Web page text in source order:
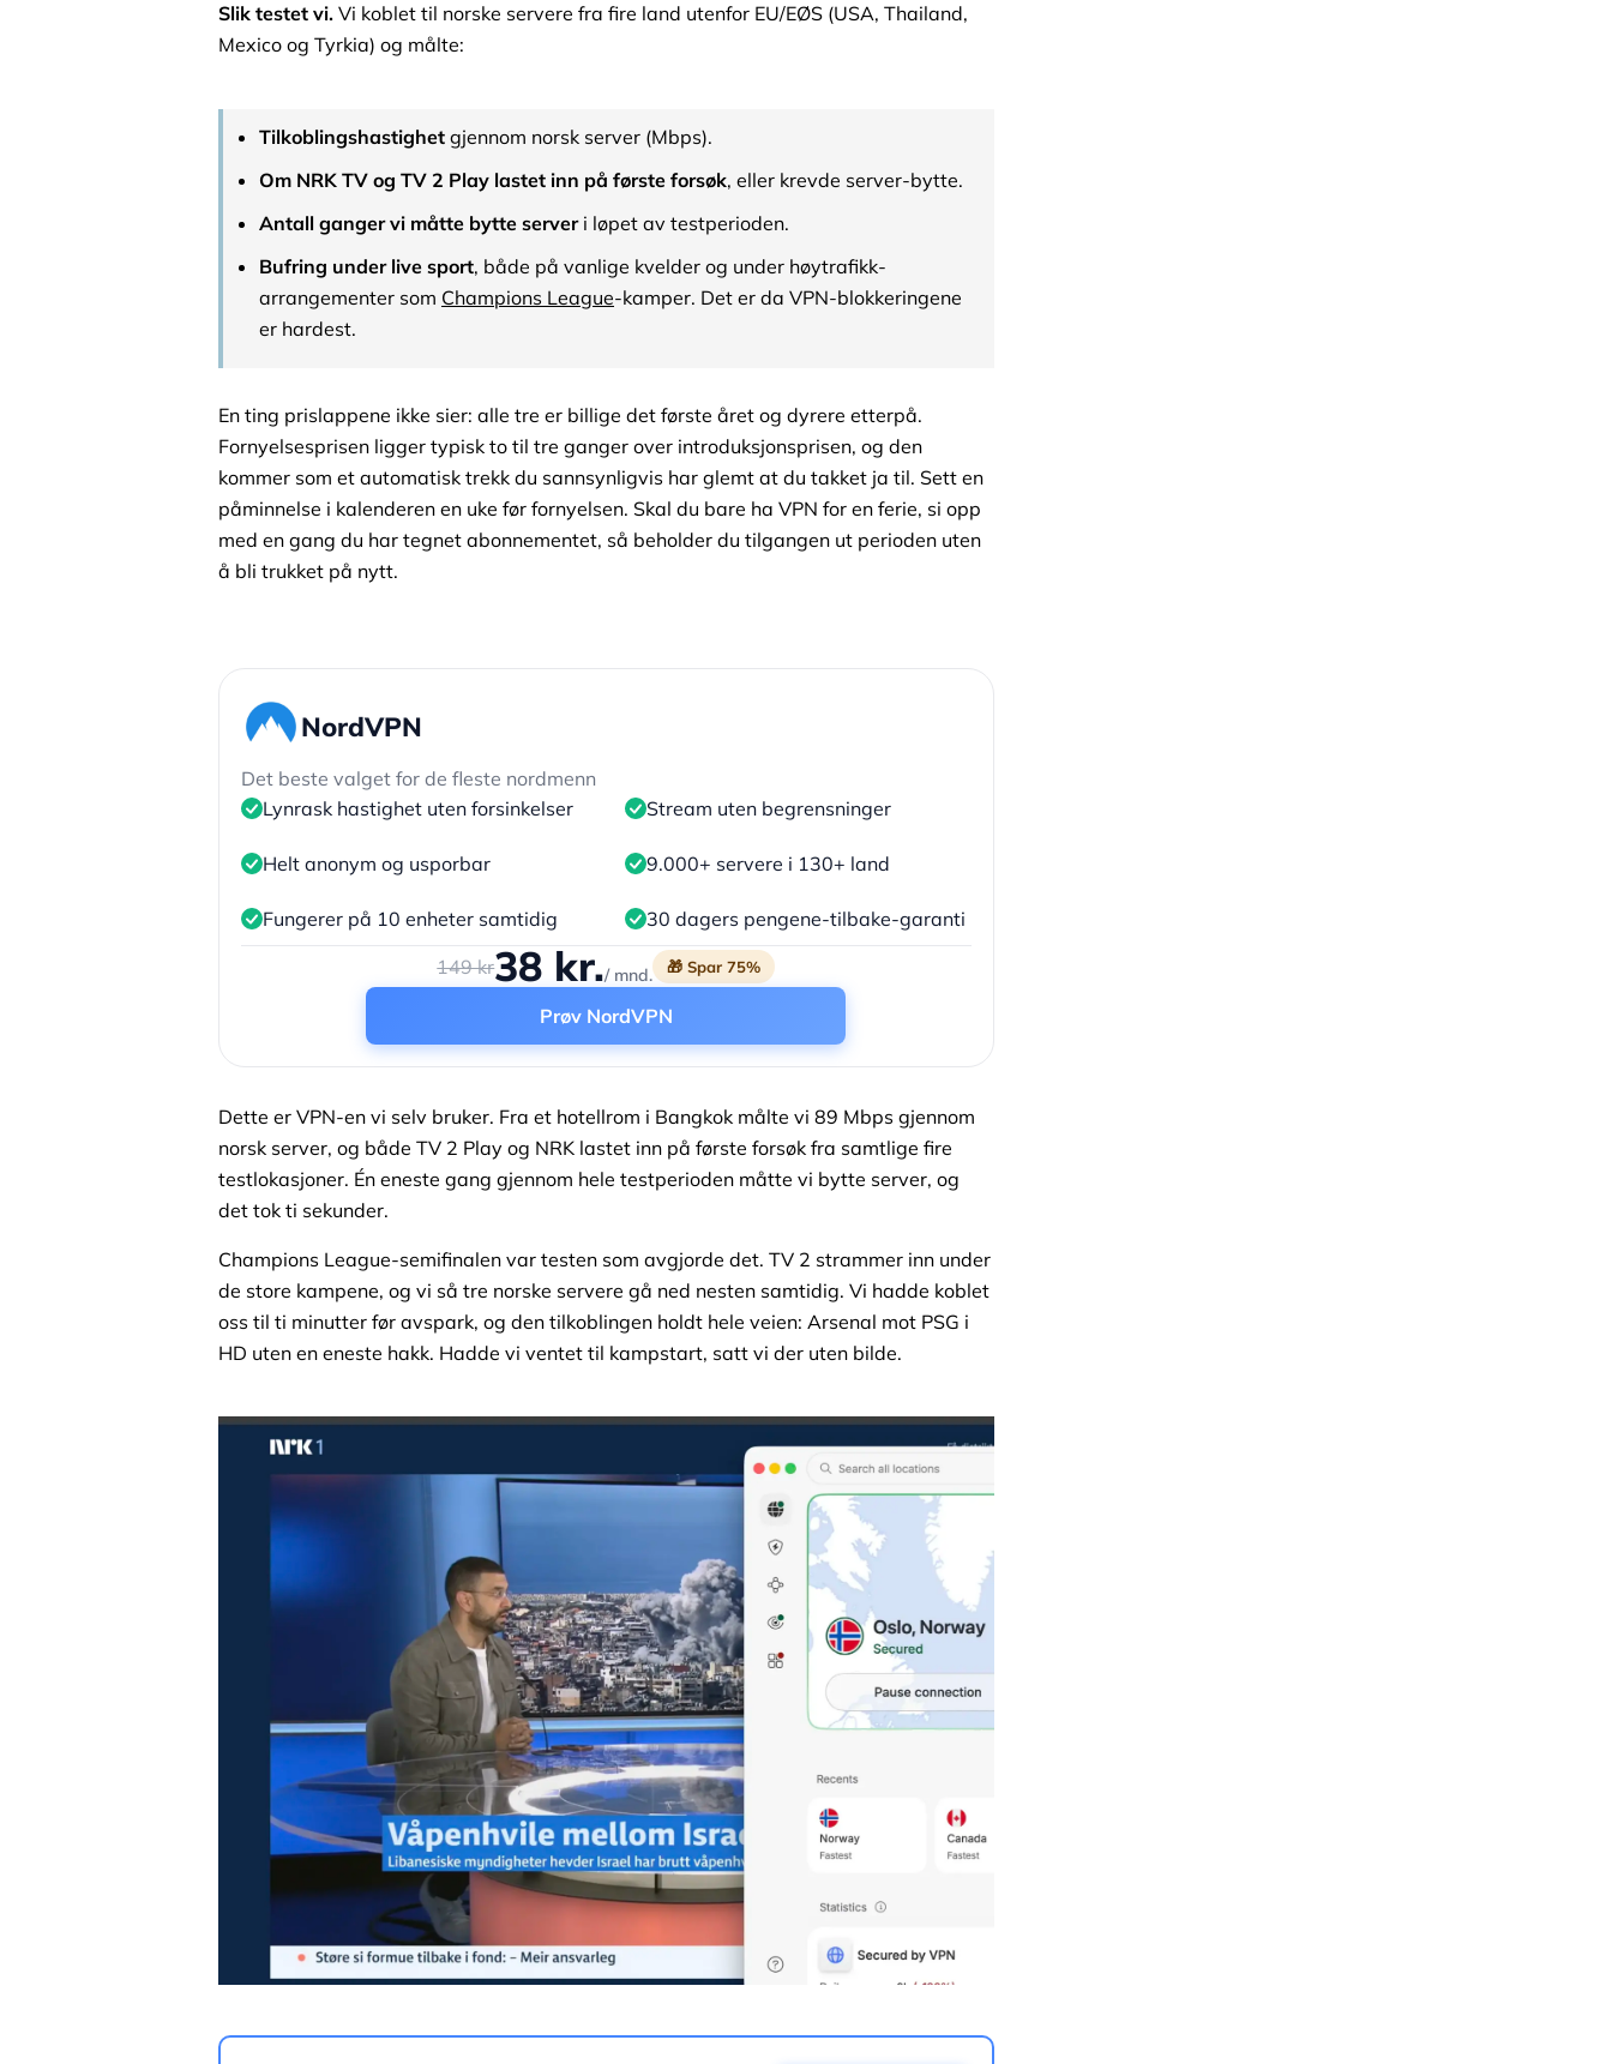
Slik testet vi. Vi koblet til norske servere fra fire land utenfor EU/EØS (USA, Thailand,
Mexico og Tyrkia) og målte:
Tilkoblingshastighet gjennom norsk server (Mbps).
Om NRK TV og TV 2 Play lastet inn på første forsøk, eller krevde server-bytte.
Antall ganger vi måtte bytte serveri løpet av testperioden.
Bufring under live sport, både på vanlige kvelder og under høytrafikk-
arrangementer som Champions League-kamper. Det er da VPN-blokkeringene
er hardest.
En ting prislappene ikke sier: alle tre er billige det første året og dyrere etterpå.
Fornyelsesprisen ligger typisk to til tre ganger over introduksjonsprisen, og den
kommer som et automatisk trekk du sannsynligvis har glemt at du takket ja til. Sett en
påminnelse i kalenderen en uke før fornyelsen. Skal du bare ha VPN for en ferie, si opp
med en gang du har tegnet abonnementet, så beholder du tilgangen ut perioden uten
å bli trukket på nytt.
NordVPN
Det beste valget for de fleste nordmenn
Lynrask hastighet uten forsinkelser
Stream uten begrensninger
Helt anonym og usporbar 9.000+ servere i 130+ land
Fungerer på 10 enheter samtidig
30 dagers pengene-tilbake-garanti
149 kr38 kr./ mnd. 🎁 Spar 75%
Prøv NordVPN
Dette er VPN-en vi selv bruker. Fra et hotellrom i Bangkok målte vi 89 Mbps gjennom
norsk server, og både TV 2 Play og NRK lastet inn på første forsøk fra samtlige fire
testlokasjoner. Én eneste gang gjennom hele testperioden måtte vi bytte server, og
det tok ti sekunder.
Champions League-semifinalen var testen som avgjorde det. TV 2 strammer inn under
de store kampene, og vi så tre norske servere gå ned nesten samtidig. Vi hadde koblet
oss til ti minutter før avspark, og den tilkoblingen holdt hele veien: Arsenal mot PSG i
HD uten en eneste hakk. Hadde vi ventet til kampstart, satt vi der uten bilde.